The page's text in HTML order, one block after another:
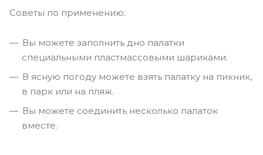
Советы по применению:
Вы можете заполнить дно палатки
специальными пластмассовыми шариками.
В ясную погоду можете взять палатку на пикник,
в парк или на пляж.
Вы можете соединить несколько палаток
вместе.